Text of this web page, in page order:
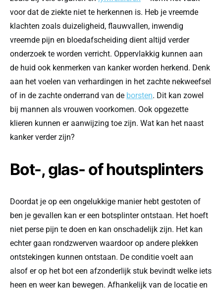
voor dat de ziekte niet te herkennen is. Heb je vreemde
klachten zoals duizeligheid, flauwvallen, inwendig
vreemde pijn en bloedafscheiding dient altijd verder
onderzoek te worden verricht. Oppervlakkig kunnen aan
de huid ook kenmerken van kanker worden herkend. Denk
aan het voelen van verhardingen in het zachte nekweefsel
of in de zachte onderrand van de borsten. Dit kan zowel
bij mannen als vrouwen voorkomen. Ook opgezette
klieren kunnen er aanwijzing toe zijn. Wat kan het naast
kanker verder zijn?
Bot-, glas- of houtsplinters
Doordat je op een ongelukkige manier hebt gestoten of
ben je gevallen kan er een botsplinter ontstaan. Het hoeft
niet perse pijn te doen en kan onschadelijk zijn. Het kan
echter gaan rondzwerven waardoor op andere plekken
ontstekingen kunnen ontstaan. De conditie voelt aan
alsof er op het bot een afzonderlijk stuk bevindt welke iets
heen en weer kan bewegen. Afhankelijk van de locatie en